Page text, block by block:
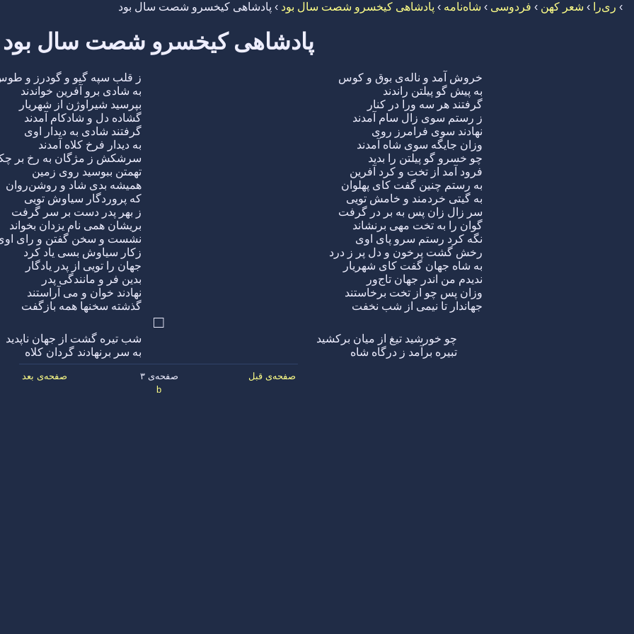
› ری‌را › شعر کهن › فردوسی › شاه‌نامه › پادشاهی کیخسرو شصت سال بود › پادشاهی کیخسرو شصت سال بود
پادشاهی کیخسرو شصت سال بود
خروش آمد و ناله‌ی بوق و کوس
ز قلب سپه گیو و گودرز و
به پیش گو پیلتن راندند
به شادی برو آفرین خواندند
گرفتند هر سه ورا در کنار
بپرسید شیراوژن از شهریار
ز رستم سوی زال سام آمدند
گشاده دل و شادکام آمدند
نهادند سوی فرامرز روی
گرفتند شادی به دیدار اوی
وزان جایگه سوی شاه آمدند
به دیدار فرخ کلاه آمدند
چو خسرو گو پیلتن را بدید
سرشکش ز مژگان به رخ بر
فرود آمد از تخت و کرد آفرین
تهمتن ببوسید روی زمین
به رستم چنین گفت کای پهلوان
همیشه بدی شاد و روشن‌روان
به گیتی خردمند و خامش تویی
که پروردگار سیاوش تویی
سر زال زان پس به بر در گرفت
ز بهر پدر دست بر سر گرفت
گوان را به تخت مهی برنشاند
بریشان همی نام یزدان بخواند
نگه کرد رستم سرو پای اوی
نشست و سخن گفتن و رای
رخش گشت پرخون و دل پر ز درد
زکار سیاوش بسی یاد کرد
به شاه جهان گفت کای شهریار
جهان را تویی از پدر یادگار
ندیدم من اندر جهان تاج‌ور
بدین فر و مانندگی پدر
وزان پس چو از تخت برخاستند
نهادند خوان و می آراستند
جهاندار تا نیمی از شب نخفت
گذشته سخنها همه بازگفت
□
چو خورشید تیغ از میان برکشید
شب تیره گشت از جهان ناپدید
تبیره برآمد ز درگاه شاه
به سر برنهادند گردان کلاه
صفحه‌ی قبل صفحه‌ی ۳
صفحه‌ی بعد
b